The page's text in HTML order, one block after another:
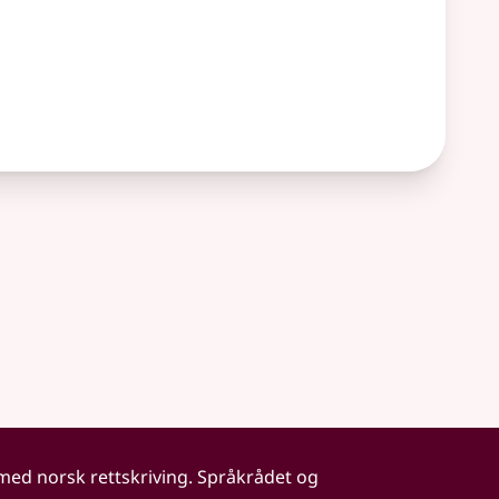
norsk rettskriving. Språkrådet og